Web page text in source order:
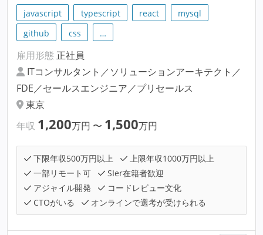
javascript typescript react
mysql
github
css …
雇用形態 正社員
ITコンサルタント／ソリューションアーキテクト／
FDE／セールスエンジニア／プリセールス
東京
年収 1,200万円 〜 1,500万円
下限年収500万円以上
上限年収1000万円以上
一部リモート可
SIer在籍者歓迎
アジャイル開発
コードレビュー文化
CTOがいる
オンラインで選考が受けられる